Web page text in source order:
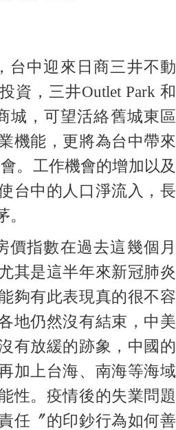
台中迎來日商三井不動
資，三井Outlet Park 和
城，可望活絡舊城東區
機能，更將為台中帶來
。工作機會的增加以及
台中的人口淨流入，長
價指數在過去這幾個月
其是這半年來新冠肺炎
夠有此表現真的很不容
地仍然沒有結束，中美
有放緩的跡象，中國的
加上台海、南海等海域
性。疫情後的失業問題
任〞的印鈔行為如何善